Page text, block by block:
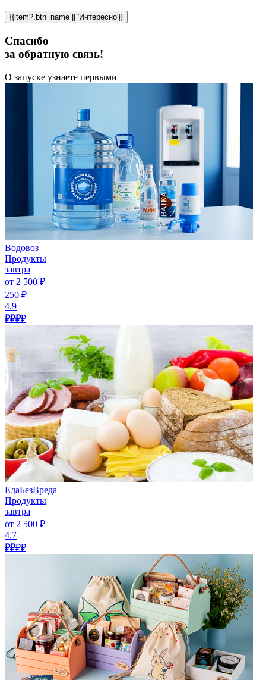
{{item?.btn_name || 'Интересно'}}
Спасибо
за обратную связь!
О запуске узнаете первыми
Водовоз
Продукты
завтра
от 2 500 ₽
250 ₽
4.9
₽₽₽₽
ЕдаБезВреда
Продукты
завтра
от 2 500 ₽
4.7
₽₽₽₽